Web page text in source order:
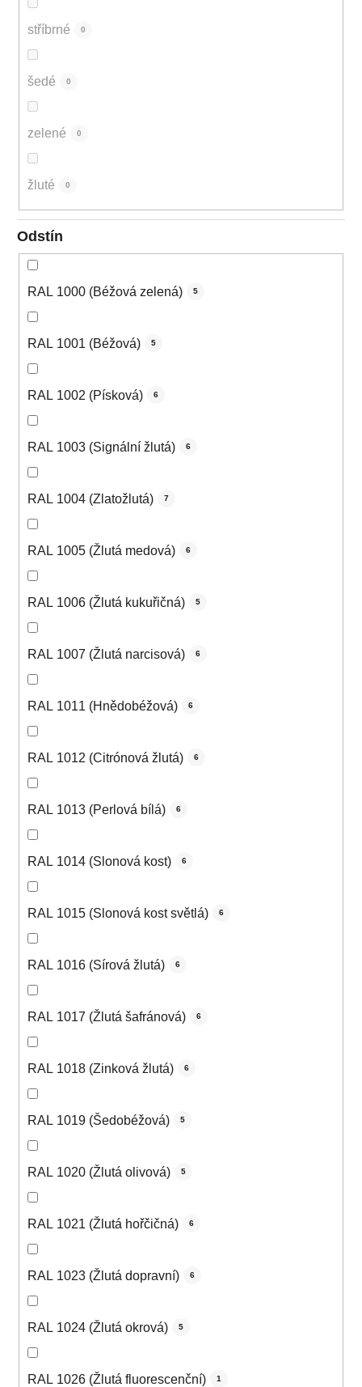
stříbrné 0
šedé 0
zelené 0
žluté 0
Odstín
RAL 1000 (Béžová zelená) 5
RAL 1001 (Béžová) 5
RAL 1002 (Písková) 6
RAL 1003 (Signální žlutá) 6
RAL 1004 (Zlatožlutá) 7
RAL 1005 (Žlutá medová) 6
RAL 1006 (Žlutá kukuřičná) 5
RAL 1007 (Žlutá narcisová) 6
RAL 1011 (Hnědobéžová) 6
RAL 1012 (Citrónová žlutá) 6
RAL 1013 (Perlová bílá) 6
RAL 1014 (Slonová kost) 6
RAL 1015 (Slonová kost světlá) 6
RAL 1016 (Sírová žlutá) 6
RAL 1017 (Žlutá šafránová) 6
RAL 1018 (Zinková žlutá) 6
RAL 1019 (Šedobéžová) 5
RAL 1020 (Žlutá olivová) 5
RAL 1021 (Žlutá hořčičná) 6
RAL 1023 (Žlutá dopravní) 6
RAL 1024 (Žlutá okrová) 5
RAL 1026 (Žlutá fluorescenční) 1